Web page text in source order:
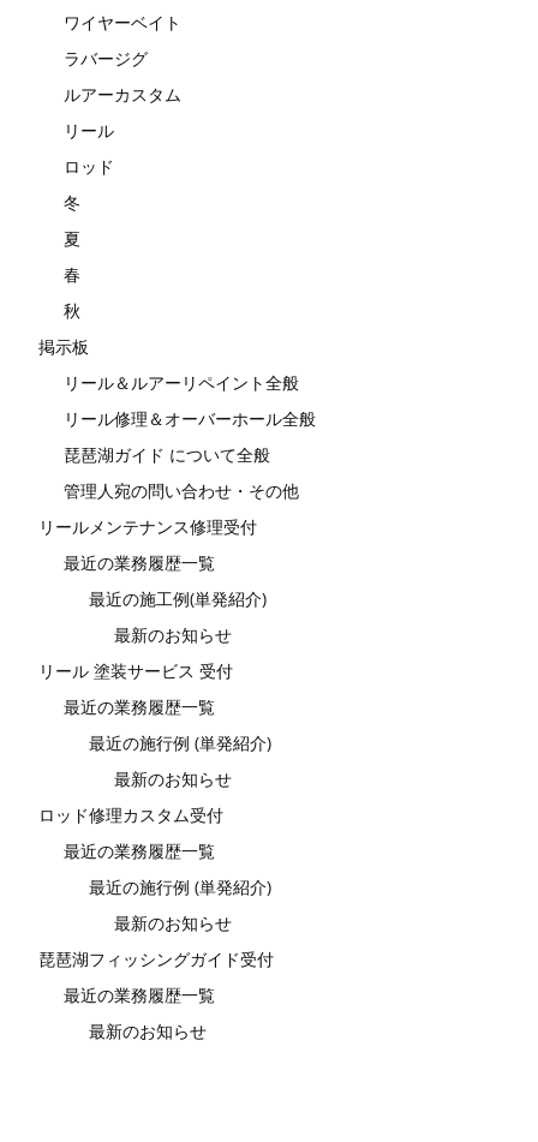
ワイヤーベイト
ラバージグ
ルアーカスタム
リール
ロッド
冬
夏
春
秋
掲示板
リール＆ルアーリペイント全般
リール修理＆オーバーホール全般
琵琶湖ガイド について全般
管理人宛の問い合わせ・その他
リールメンテナンス修理受付
最近の業務履歴一覧
最近の施工例(単発紹介)
最新のお知らせ
リール 塗装サービス 受付
最近の業務履歴一覧
最近の施行例 (単発紹介)
最新のお知らせ
ロッド修理カスタム受付
最近の業務履歴一覧
最近の施行例 (単発紹介)
最新のお知らせ
琵琶湖フィッシングガイド受付
最近の業務履歴一覧
最新のお知らせ